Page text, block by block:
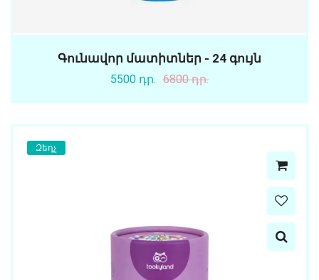
Գունավոր մատիտներ - 24 գույն
5500 դր. 6800 դր.
Զեղչ